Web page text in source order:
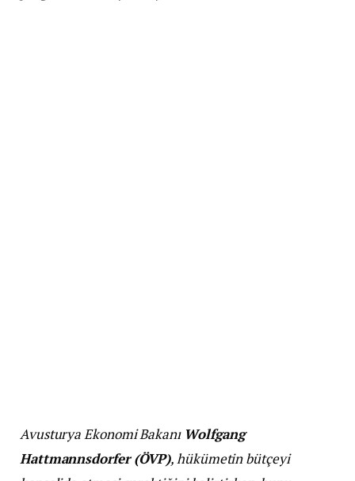
Avusturya Ekonomi Bakanı Wolfgang
Hattmannsdorfer (ÖVP), hükümetin bütçeyi